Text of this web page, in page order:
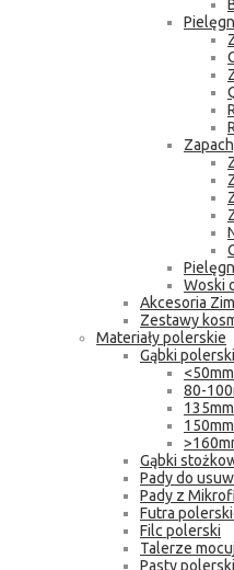
Woski
Akcesoria
Zestawy
Materiały polerskie
Gąbki
<50mm
80-
135mm
150mm
Gąbki
Pady do
Pady z
Futra
Filc polerski
Talerze
Pasty